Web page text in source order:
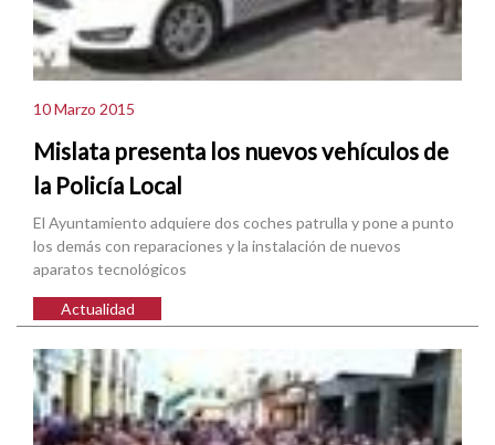
10 Marzo 2015
Mislata presenta los nuevos vehículos de
la Policía Local
El Ayuntamiento adquiere dos coches patrulla y pone a punto
los demás con reparaciones y la instalación de nuevos
aparatos tecnológicos
Actualidad